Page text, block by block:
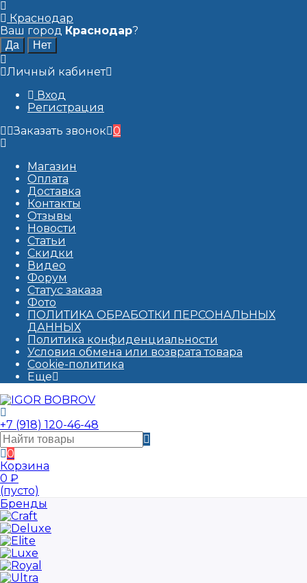
Краснодар
Ваш город Краснодар?
Личный кабинет
Вход
Регистрация
Заказать звонок
0
Магазин
Оплата
Доставка
Контакты
Отзывы
Новости
Статьи
Скидки
Видео
Форум
Статус заказа
Фото
ПОЛИТИКА ОБРАБОТКИ ПЕРСОНАЛЬНЫХ
ДАННЫХ​
Политика конфиденциальности
Условия обмена или возврата товара
Cookie-политика
Еще
+7 (918) 120-46-48
0
Корзина
0 ₽
(пусто)
Бренды